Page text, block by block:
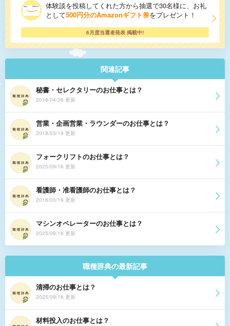
体験談を投稿してくれた方から抽選で30名様に、お礼
として500円分のAmazonギフト券をプレゼント！
6月度当選者発表 掲載中!
関連記事
秘書・セレクタリーのお仕事とは？
2018/04/26 更新
営業・企画営業・ラウンダーのお仕事とは？
2018/03/19 更新
フォークリフトのお仕事とは？
2025/09/16 更新
看護師・准看護師のお仕事とは？
2018/03/19 更新
マシンオペレーターのお仕事とは？
2025/09/16 更新
職種辞典の最新記事
清掃のお仕事とは？
2025/09/16 更新
材料投入のお仕事とは？